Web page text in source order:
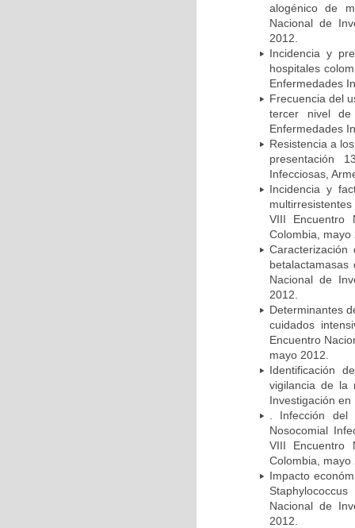
alogénico de
Nacional de
2012.
Incidencia y
hospitales
Enfermedades
Frecuencia del
tercer nivel de
Enfermedades
Resistencia a
presentación
Infecciosas,
Incidencia y
VIII Encuentro
Colombia, mayo
Nacional de
2012.
Determinantes
cuidados
Encuentro
mayo 2012.
Identificación
vigilancia de la
Investigación
. Infección
Nosocomial
VIII Encuentro
Colombia, mayo
Impacto
Nacional de
2012.